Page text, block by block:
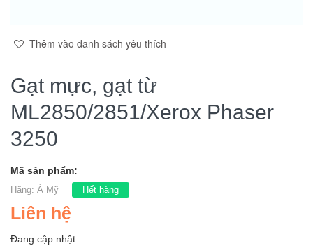
Thêm vào danh sách yêu thích
Gạt mực, gạt từ
ML2850/2851/Xerox Phaser
3250
Mã sản phẩm:
Hãng: Á Mỹ Hết hàng
Liên hệ
Đang cập nhật